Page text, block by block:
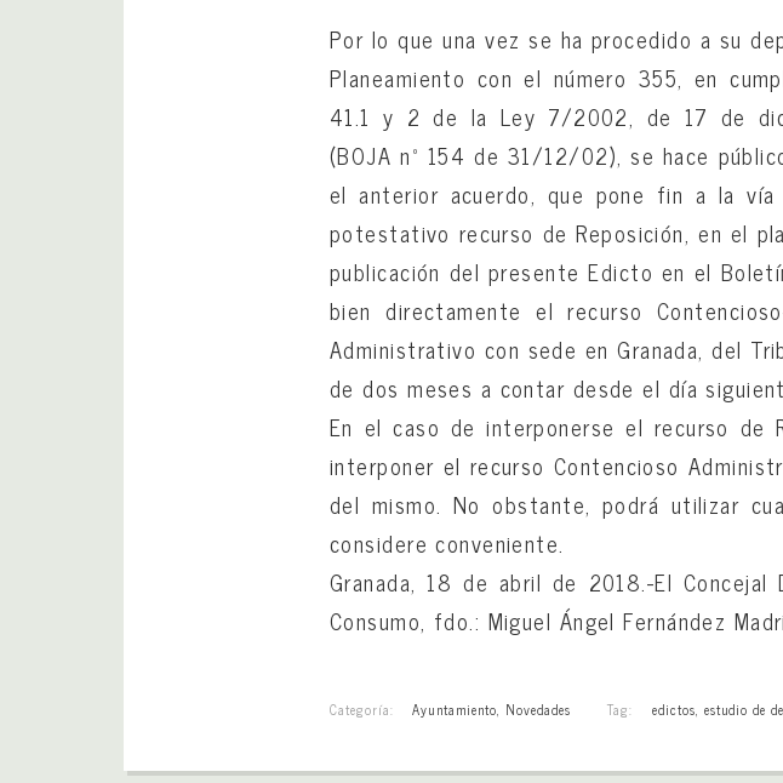
Por lo que una vez se ha procedido a su
Planeamiento con el número 355, en
41.1 y 2 de la Ley 7/2002, de 17 de
(BOJA nº 154 de 31/12/02), se hace
el anterior acuerdo, que pone fin a la
potestativo recurso de Reposición, en el
publicación del presente Edicto en el
bien directamente el recurso
Administrativo con sede en Granada, del
de dos meses a contar desde el día
En el caso de interponerse el recurso de
interponer el recurso Contencioso
del mismo. No obstante, podrá utilizar
considere conveniente.
Granada, 18 de abril de 2018.-El
Consumo, fdo.: Miguel Ángel Fernández
Categoría: Ayuntamiento, Novedades Tag: edictos, estudio de